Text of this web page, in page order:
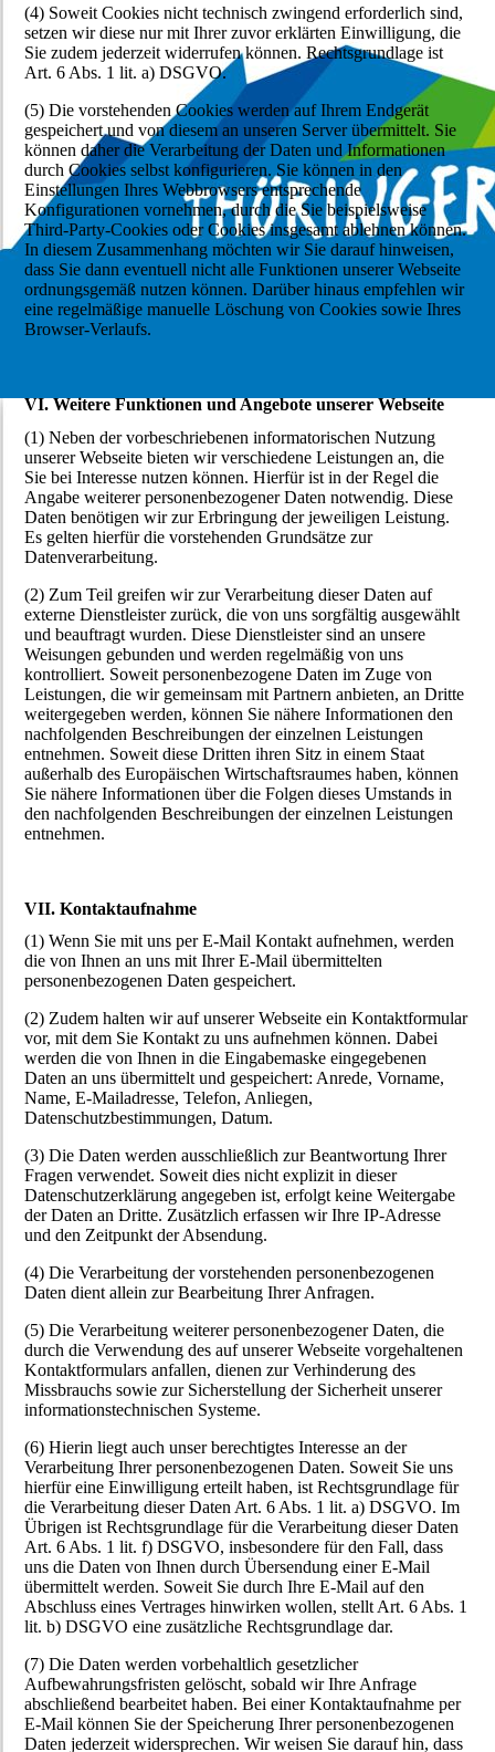
(4) Soweit Cookies nicht technisch zwingend erforderlich sind,
setzen wir diese nur mit Ihrer zuvor erklärten Einwilligung, die
Sie zudem jederzeit widerrufen können. Rechtsgrundlage ist
Art. 6 Abs. 1 lit. a) DSGVO.
(5) Die vorstehenden Cookies werden auf Ihrem Endgerät
gespeichert und von diesem an unseren Server übermittelt. Sie
können daher die Verarbeitung der Daten und Informationen
durch Cookies selbst konfigurieren. Sie können in den
Einstellungen Ihres Webbrowsers entsprechende
Konfigurationen vornehmen, durch die Sie beispielsweise
Third-Party-Cookies oder Cookies insgesamt ablehnen können.
In diesem Zusammenhang möchten wir Sie darauf hinweisen,
dass Sie dann eventuell nicht alle Funktionen unserer Webseite
ordnungsgemäß nutzen können. Darüber hinaus empfehlen wir
eine regelmäßige manuelle Löschung von Cookies sowie Ihres
Browser-Verlaufs.
VI. Weitere Funktionen und Angebote unserer Webseite
(1) Neben der vorbeschriebenen informatorischen Nutzung
unserer Webseite bieten wir verschiedene Leistungen an, die
Sie bei Interesse nutzen können. Hierfür ist in der Regel die
Angabe weiterer personenbezogener Daten notwendig. Diese
Daten benötigen wir zur Erbringung der jeweiligen Leistung.
Es gelten hierfür die vorstehenden Grundsätze zur
Datenverarbeitung.
(2) Zum Teil greifen wir zur Verarbeitung dieser Daten auf
externe Dienstleister zurück, die von uns sorgfältig ausgewählt
und beauftragt wurden. Diese Dienstleister sind an unsere
Weisungen gebunden und werden regelmäßig von uns
kontrolliert. Soweit personenbezogene Daten im Zuge von
Leistungen, die wir gemeinsam mit Partnern anbieten, an Dritte
weitergegeben werden, können Sie nähere Informationen den
nachfolgenden Beschreibungen der einzelnen Leistungen
entnehmen. Soweit diese Dritten ihren Sitz in einem Staat
außerhalb des Europäischen Wirtschaftsraumes haben, können
Sie nähere Informationen über die Folgen dieses Umstands in
den nachfolgenden Beschreibungen der einzelnen Leistungen
entnehmen.
VII. Kontaktaufnahme
(1) Wenn Sie mit uns per E-Mail Kontakt aufnehmen, werden
die von Ihnen an uns mit Ihrer E-Mail übermittelten
personenbezogenen Daten gespeichert.
(2) Zudem halten wir auf unserer Webseite ein Kontaktformular
vor, mit dem Sie Kontakt zu uns aufnehmen können. Dabei
werden die von Ihnen in die Eingabemaske eingegebenen
Daten an uns übermittelt und gespeichert: Anrede, Vorname,
Name, E-Mailadresse, Telefon, Anliegen,
Datenschutzbestimmungen, Datum.
(3) Die Daten werden ausschließlich zur Beantwortung Ihrer
Fragen verwendet. Soweit dies nicht explizit in dieser
Datenschutzerklärung angegeben ist, erfolgt keine Weitergabe
der Daten an Dritte. Zusätzlich erfassen wir Ihre IP-Adresse
und den Zeitpunkt der Absendung.
(4) Die Verarbeitung der vorstehenden personenbezogenen
Daten dient allein zur Bearbeitung Ihrer Anfragen.
(5) Die Verarbeitung weiterer personenbezogener Daten, die
durch die Verwendung des auf unserer Webseite vorgehaltenen
Kontaktformulars anfallen, dienen zur Verhinderung des
Missbrauchs sowie zur Sicherstellung der Sicherheit unserer
informationstechnischen Systeme.
(6) Hierin liegt auch unser berechtigtes Interesse an der
Verarbeitung Ihrer personenbezogenen Daten. Soweit Sie uns
hierfür eine Einwilligung erteilt haben, ist Rechtsgrundlage für
die Verarbeitung dieser Daten Art. 6 Abs. 1 lit. a) DSGVO. Im
Übrigen ist Rechtsgrundlage für die Verarbeitung dieser Daten
Art. 6 Abs. 1 lit. f) DSGVO, insbesondere für den Fall, dass
uns die Daten von Ihnen durch Übersendung einer E-Mail
übermittelt werden. Soweit Sie durch Ihre E-Mail auf den
Abschluss eines Vertrages hinwirken wollen, stellt Art. 6 Abs. 1
lit. b) DSGVO eine zusätzliche Rechtsgrundlage dar.
(7) Die Daten werden vorbehaltlich gesetzlicher
Aufbewahrungsfristen gelöscht, sobald wir Ihre Anfrage
abschließend bearbeitet haben. Bei einer Kontaktaufnahme per
E-Mail können Sie der Speicherung Ihrer personenbezogenen
Daten jederzeit widersprechen. Wir weisen Sie darauf hin, dass